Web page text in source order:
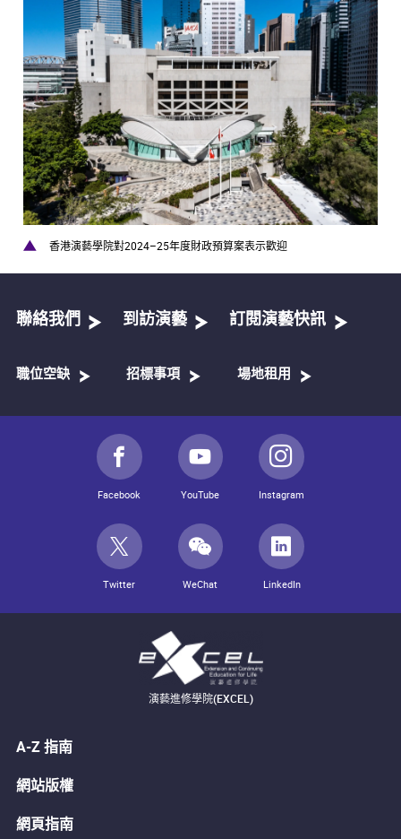
香港演藝學院對2024–25年度財政預算案表示歡迎
聯絡我們 到訪演藝 訂閱演藝快訊
職位空缺 招標事項 場地租用
Facebook YouTube Instagram
Twitter WeChat LinkedIn
演藝進修學院(EXCEL)
A-Z 指南
網站版權
網頁指南